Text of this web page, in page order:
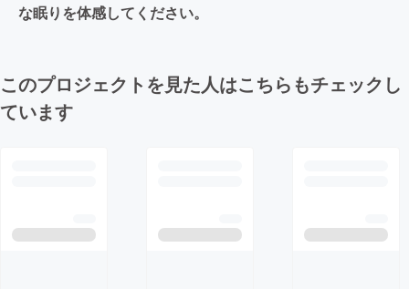
な眠りを体感してください。
このプロジェクトを見た人はこちらもチェックし
ています